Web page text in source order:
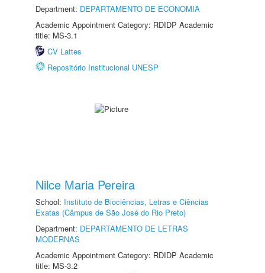
Department: DEPARTAMENTO DE ECONOMIA
Academic Appointment Category: RDIDP Academic
title: MS-3.1
CV Lattes
Repositório Institucional UNESP
Nilce Maria Pereira
School: Instituto de Biociências, Letras e Ciências
Exatas (Câmpus de São José do Rio Preto)
Department: DEPARTAMENTO DE LETRAS
MODERNAS
Academic Appointment Category: RDIDP Academic
title: MS-3.2